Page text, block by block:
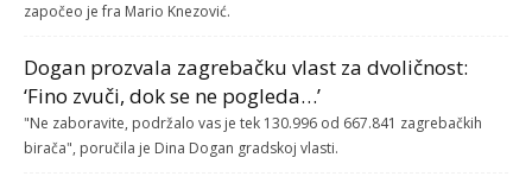
započeo je fra Mario Knezović.
Dogan prozvala zagrebačku vlast za dvoličnost:
‘Fino zvuči, dok se ne pogleda…’
"Ne zaboravite, podržalo vas je tek 130.996 od 667.841 zagrebačkih
birača", poručila je Dina Dogan gradskoj vlasti.